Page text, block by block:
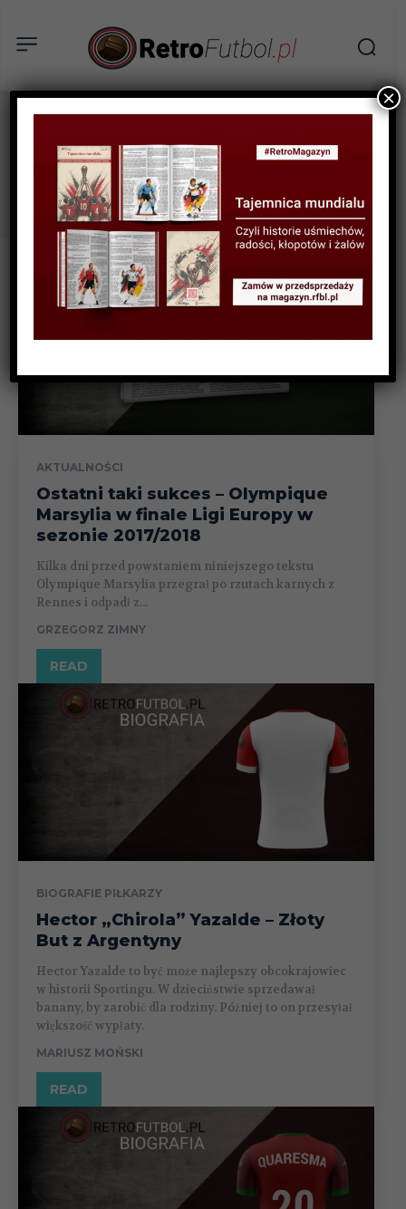
Tag: Sporting CP
AKTUALNOŚCI
Ostatni taki sukces – Olympique
Marsylia w finale Ligi Europy w
sezonie 2017/2018
Kilka dni przed powstaniem niniejszego tekstu
Olympique Marsylia przegrał po rzutach karnych z
Rennes i odpadł z...
GRZEGORZ ZIMNY
READ
BIOGRAFIE PIŁKARZY
Hector „Chirola” Yazalde – Złoty
But z Argentyny
Hector Yazalde to być może najlepszy obcokrajowiec
w historii Sportingu. W dzieciństwie sprzedawał
banany, by zarobić dla rodziny. Później to on przesyłał
większość wypłaty.
MARIUSZ MOŃSKI
READ
×